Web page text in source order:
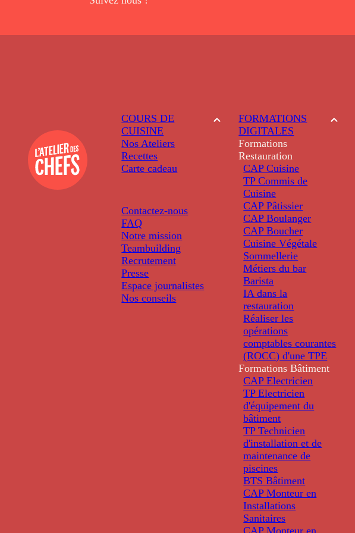
COURS DE
CUISINE
Nos Ateliers
Recettes
Carte cadeau
Contactez-nous
FAQ
Notre mission
Teambuilding
Recrutement
Presse
Espace journalistes
Nos conseils
FORMATIONS
DIGITALES
Formations
Restauration
CAP Cuisine
TP Commis de
Cuisine
CAP Pâtissier
CAP Boulanger
CAP Boucher
Cuisine Végétale
Sommellerie
Métiers du bar
Barista
IA dans la
restauration
Réaliser les
opérations
comptables courantes
(ROCC) d'une TPE
Formations Bâtiment
CAP Electricien
TP Electricien
d'équipement du
bâtiment
TP Technicien
d'installation et de
maintenance de
piscines
BTS Bâtiment
CAP Monteur en
Installations
Sanitaires
CAP Monteur en